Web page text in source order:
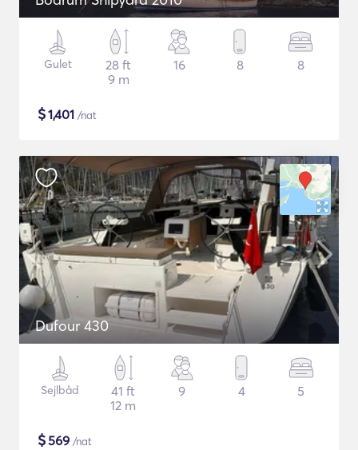
Gulet
28 ft
9 m
16 8 8
$1,401 /nat
Dufour 430
Sejlbåd
41 ft
12 m
9 4 5
$569 /nat